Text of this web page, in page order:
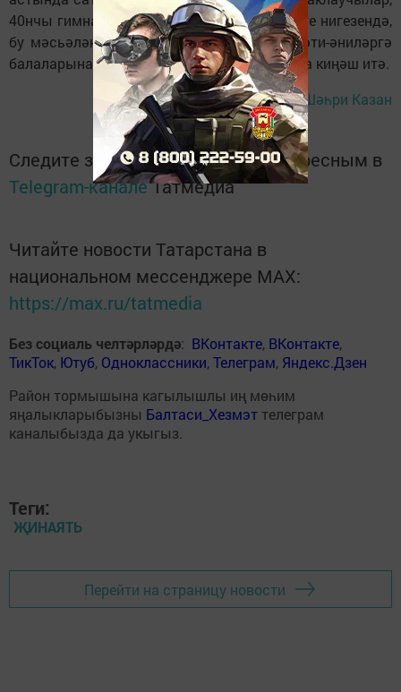
40нчы гимназия директорының мөрәҗәгате нигезендә,
бу мәсьәләне тикшерә. Наркологлар исә әти-әниләргә
балаларына карата игътибарлырак булырга киңәш итә.
Шәһри Казан
Следите за самым важным и интересным в
Telegram-каналеТатмедиа
Читайте новости Татарстана в
национальном мессенджере MАХ:
https://max.ru/tatmedia
Без социаль челтәрләрдә: ВКонтакте, ВКонтакте,
ТикТок, Ютуб, Одноклассники,Телеграм, Яндекс.Дзен
Район тормышына кагылышлы иң мөһим
яңалыкларыбызны Балтаси_Хезмэт телеграм
каналыбызда да укыгыз.
Теги:
ҖИНАЯТЬ
Перейти на страницу новости